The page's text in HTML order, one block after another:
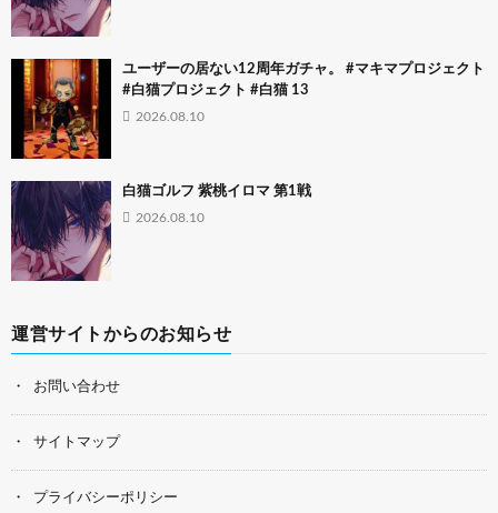
ユーザーの居ない12周年ガチャ。 #マキマプロジェクト
#白猫プロジェクト #白猫 13
2026.08.10
白猫ゴルフ 紫桃イロマ 第1戦
2026.08.10
運営サイトからのお知らせ
お問い合わせ
サイトマップ
プライバシーポリシー